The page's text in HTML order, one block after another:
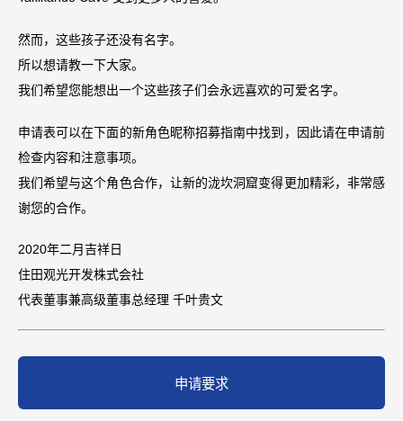
然而，这些孩子还没有名字。
所以想请教一下大家。
我们希望您能想出一个这些孩子们会永远喜欢的可爱名字。
申请表可以在下面的新角色昵称招募指南中找到，因此请在申请前
检查内容和注意事项。
我们希望与这个角色合作，让新的泷坎洞窟变得更加精彩，非常感
谢您的合作。
2020年二月吉祥日
住田观光开发株式会社
代表董事兼高级董事总经理 千叶贵文
申请要求